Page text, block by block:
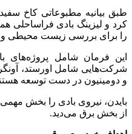
طبق بیانیه مطبوعاتی کاخ
کرد و لیزینگ بادی فراساحلی
را برای بررسی زیست محیطی و
این فرمان شامل پروژه‌های
شرکت‌هایی شامل اورستد،
و دومینیون در دست توسعه
بایدن، نیروی بادی را بخش
از بخش برق می‌دید.